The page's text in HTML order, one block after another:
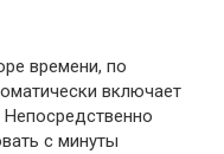
времени, по
включает
с минуты